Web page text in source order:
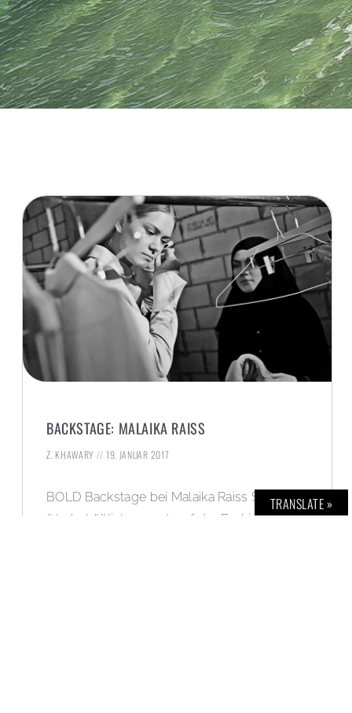
BACKSTAGE: MALAIKA RAISS
Z. KHAWARY 19. JANUAR 2017
BOLD Backstage bei Malaika Raiss Show
(Herbst/Winter 2017), auf der Fashion Week
TRANSLATE »